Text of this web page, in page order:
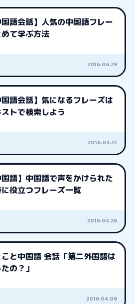
国語会話】人気の中国語フレー
て学ぶ方法
2016.06.29
国語会話】気になるフレーズは
トで検索しよう
2016.04.27
国語】中国語で声をかけられた
役立つフレーズ一覧
2016.04.26
と中国語 会話「第二外国語は
の？」
2016.04.08